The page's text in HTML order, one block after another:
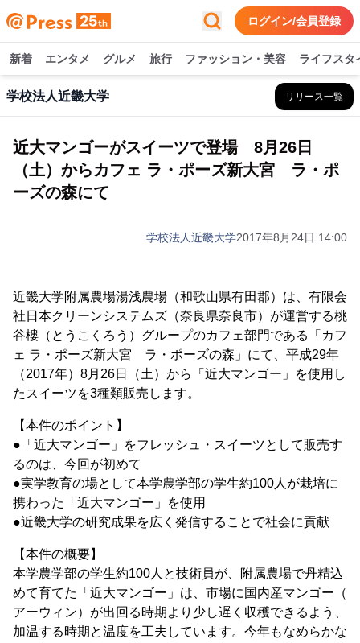
ログイン/会員登録
新着 エンタメ グルメ 旅行 ファッション・美容 ライフスタ
学校法人近畿大学 リリース一覧
近大マンゴーがスイーツで登場 8月26日
（土）からカフェ ラ・ポーズ新大宮 ラ・ポ
ーズの森にて
学校法人近畿大学2017年8月24日 14:00
近畿大学附属農場湯浅農場（和歌山県有田郡）は、有限会
社日本クリーンシステムズ（奈良県奈良市）が運営する桃
谷樓（とうこくろう）グループのカフェ部門である「カフ
ェ ラ・ポーズ新大宮 ラ・ポーズの森」にて、平成29年
（2017年）8月26日（土）から「近大マンゴー」を使用し
たスイーツを3種類販売します。
【本件のポイント】
●「近大マンゴー」をフレッシュ・スイーツとして販売す
るのは、今回が初めて
●実学教育の場として本学農学部の学生約100人が栽培に
携わった「近大マンゴー」を使用
●近畿大学の研究成果を広く発信することで社会に貢献
【本件の概要】
本学農学部の学生約100人と技術員が、附属農場で丹精込
めて育てた「近大マンゴー」は、市場に国内産マンゴー（
アーウィン）が出回る時期より少し遅く収穫できるよう、
加温する時期と温度を工夫しています。今年もなめらかな